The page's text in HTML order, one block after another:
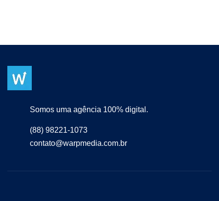
Somos uma agência 100% digital.
(88) 98221-1073
contato@warpmedia.com.br